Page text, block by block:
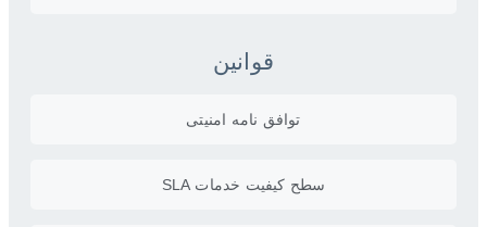
قوانین
توافق نامه امنیتی
سطح کیفیت خدمات SLA